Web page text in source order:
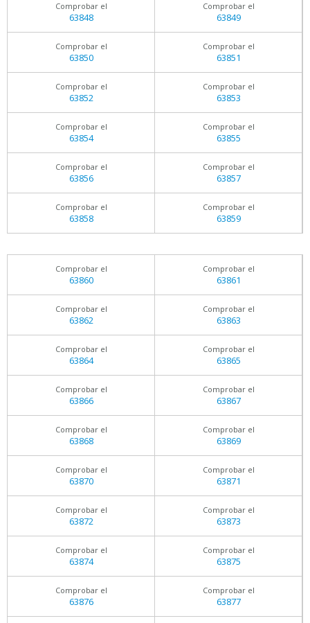
Comprobar el
63848
Comprobar el
63849
Comprobar el
63850
Comprobar el
63851
Comprobar el
63852
Comprobar el
63853
Comprobar el
63854
Comprobar el
63855
Comprobar el
63856
Comprobar el
63857
Comprobar el
63858
Comprobar el
63859
Comprobar el
63860
Comprobar el
63861
Comprobar el
63862
Comprobar el
63863
Comprobar el
63864
Comprobar el
63865
Comprobar el
63866
Comprobar el
63867
Comprobar el
63868
Comprobar el
63869
Comprobar el
63870
Comprobar el
63871
Comprobar el
63872
Comprobar el
63873
Comprobar el
63874
Comprobar el
63875
Comprobar el
63876
Comprobar el
63877